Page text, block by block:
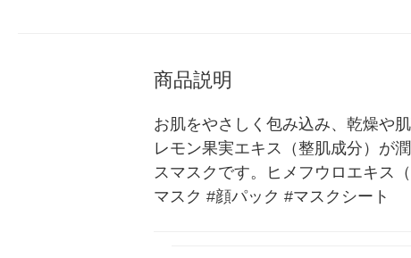
商品説明
お肌をやさしく包み込み、乾燥や
レモン果実エキス（整肌成分）が
スマスクです。ヒメフウロエキス
マスク #顔パック #マスクシート